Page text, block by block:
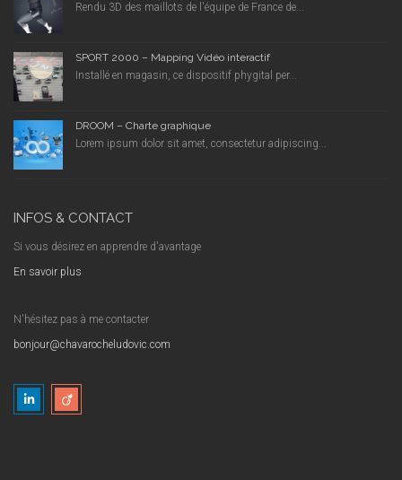
Rendu 3D des maillots de l'équipe de France de...
SPORT 2000 – Mapping Vidéo interactif
Installé en magasin, ce dispositif phygital per...
DROOM – Charte graphique
Lorem ipsum dolor sit amet, consectetur adipiscing...
INFOS & CONTACT
Si vous désirez en apprendre d'avantage
En savoir plus
N'hésitez pas à me contacter
bonjour@chavarocheludovic.com